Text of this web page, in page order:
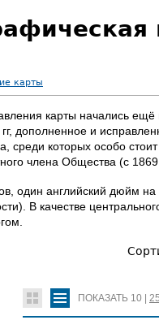
карты
карты начались
дополненное и
среди которых особо
члена Общества (с
один английский дюйм
В качестве
ПОКАЗАТЬ 10 |